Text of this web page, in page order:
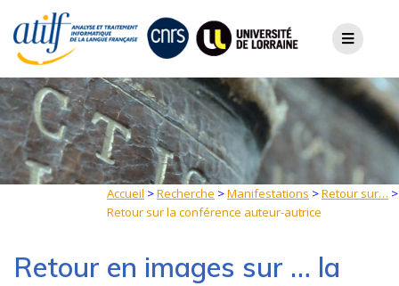
content
Accueil >Recherche >Manifestations >Retour sur… >
Retour sur la conférence auteur-autrice
Retour en images sur … la